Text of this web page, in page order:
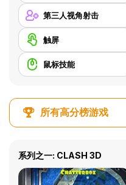
第三人视角射击
触屏
鼠标技能
所有高分榜游戏
系列之一: CLASH 3D